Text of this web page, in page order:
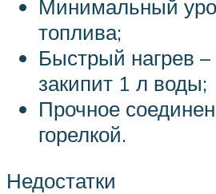
Минимальный
топлива;
Быстрый нагрев
закипит 1 л воды;
Прочное
горелкой.
Недостатки